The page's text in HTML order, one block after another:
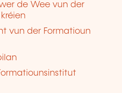
de Wee vun der
vun der Formatioun